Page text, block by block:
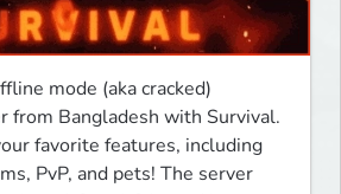
mode (aka cracked)
from Bangladesh with Survival.
favorite features, including
PvP, and pets! The server